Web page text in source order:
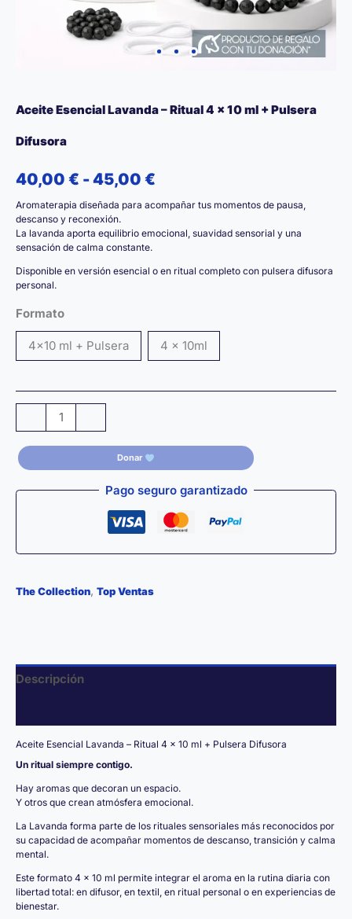
Aceite Esencial Lavanda – Ritual 4 x 10 ml + Pulsera
Difusora
40,00 € -45,00 €
de
precios:
desde
hasta
45,00 €
Aromaterapia diseñada para acompañar tus momentos de pausa,
descanso y reconexión.
La lavanda aporta equilibrio emocional, suavidad sensorial y una
sensación de calma constante.
Disponible en versión esencial o en ritual completo con pulsera difusora
personal.
Formato
4x10 ml + Pulsera 4 x 10ml
Esencial
Lavanda
–
Ritual
Pulsera
Donar
Pago seguro garantizado
The Collection, Top Ventas
Descripción
Aceite Esencial Lavanda – Ritual 4 x 10 ml + Pulsera Difusora
Un ritual siempre contigo.
Hay aromas que decoran un espacio.
Y otros que crean atmósfera emocional.
La Lavanda forma parte de los rituales sensoriales más reconocidos por
su capacidad de acompañar momentos de descanso, transición y calma
mental.
Este formato 4 x 10 ml permite integrar el aroma en la rutina diaria con
libertad total: en difusor, en textil, en ritual personal o en experiencias de
bienestar.